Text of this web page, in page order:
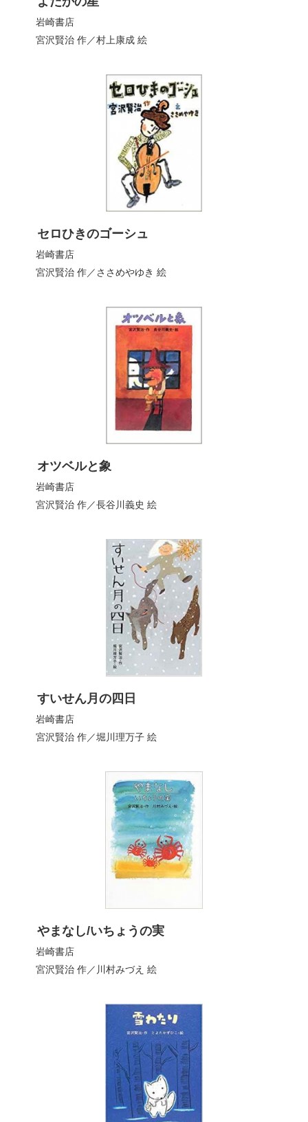
岩崎書店
宮沢賢治作／村上康成絵
セロひきのゴーシュ
岩崎書店
宮沢賢治作／ささめやゆき 絵
オツベルと象
岩崎書店
宮沢賢治作／長谷川義史 絵
すいせん月の四日
岩崎書店
宮沢賢治作／堀川理万子絵
やまなし/いちょうの実
岩崎書店
宮沢賢治作／ 川村みづえ 絵